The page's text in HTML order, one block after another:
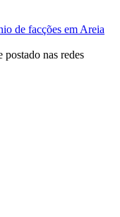
de facções em Areia
nas redes